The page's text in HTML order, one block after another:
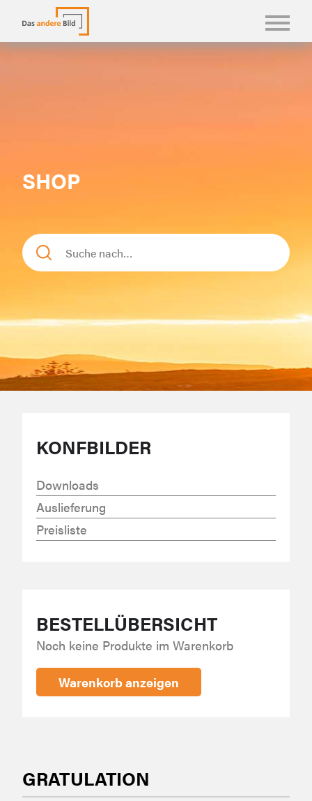
SHOP
GRATULATION
KONFBILDER
Downloads
Auslieferung
Preisliste
BESTELLÜBERSICHT
Noch keine Produkte im Warenkorb
Warenkorb anzeigen